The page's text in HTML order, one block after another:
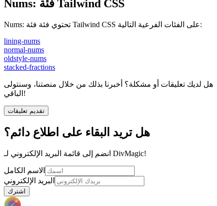
Nums: فئة Tailwind CSS
Nums:
تحتوي فئة فئة Tailwind CSS على الفئات الفرعية التالية:
lining-nums
normal-nums
oldstyle-nums
stacked-fractions
هل لديك تعليقات أو مشكلة؟ أخبرنا بذلك من خلال منصتنا، وسنتولى
الباقي!
تقديم تعليقات
هل تريد البقاء على اطلاع دائم؟
انضم إلى قائمة البريد الإلكتروني لـ DivMagic!
الاسم الكامل
البريد الإلكتروني
اشترك